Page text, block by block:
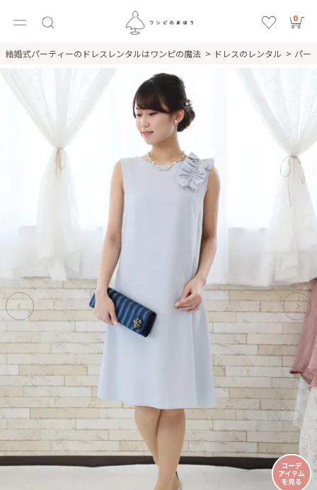
0
結婚式パーティーのドレスレンタルはワンピの魔法 ドレスのレンタル パー